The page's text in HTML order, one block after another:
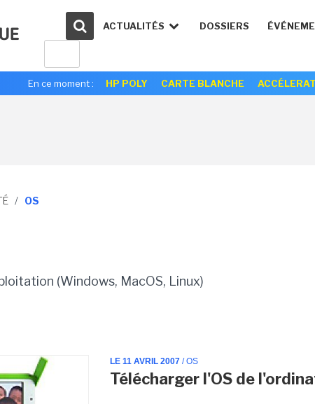
ACTUALITÉS DOSSIERS
En ce moment : HP POLY CARTE BLANCHE
/ OS
(Windows, MacOS, Linux)
LE 11 AVRIL 2007 / OS
Télécharger l'OS de